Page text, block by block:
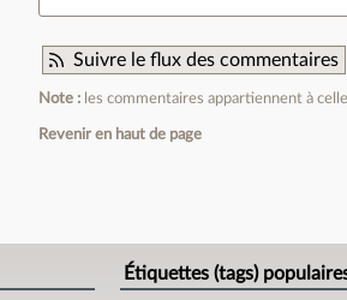
Suivre le flux des commentaires
Note : les commentaires appartiennent à
Revenir en haut de page
Étiquettes (tags)